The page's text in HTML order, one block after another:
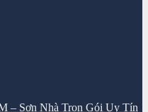
– Sơn Nhà Trọn Gói Uy Tín